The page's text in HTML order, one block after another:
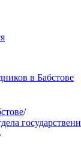
в Бабстове
/